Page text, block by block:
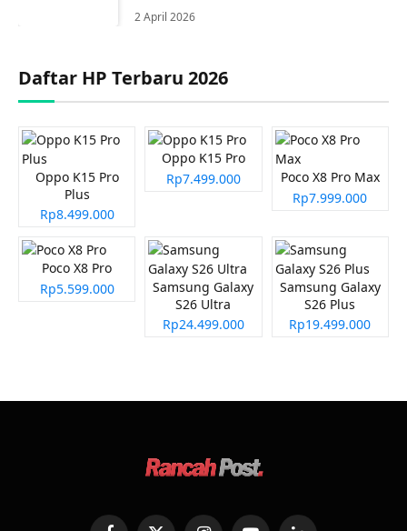
2 April 2026
Daftar HP Terbaru 2026
Oppo K15 Pro
Plus
Rp8.499.000
Oppo K15 Pro
Rp7.499.000
Poco X8 Pro Max
Rp7.999.000
Poco X8 Pro
Rp5.599.000
Samsung Galaxy
S26 Ultra
Rp24.499.000
Samsung Galaxy
S26 Plus
Rp19.499.000